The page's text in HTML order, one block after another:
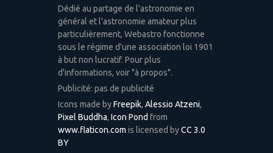
Dédié au partage de l'astronomie en
général et l'astronomie amateur plus
particulièrement, Webastro fonctionne
sous le régime d'une association loi 1901
à but non lucratif. Pour plus
d'informations, voir "à propos".
Publicité: pas de publicité
Icons made byFreepik, Alessio Atzeni,
Pixel Buddha, Icon Pond from
www.flaticon.com is licensed byCC 3.0
BY